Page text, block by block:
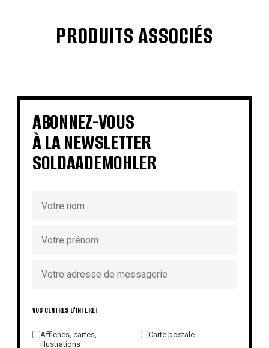
PRODUITS ASSOCIÉS
€
€
€
€
€ €
ABONNEZ-VOUS
À LA NEWSLETTER
SOLDAADEMOHLER
VOS CENTRES D'INTÉRÊT
Affiches, cartes,
illustrations
Carte postale